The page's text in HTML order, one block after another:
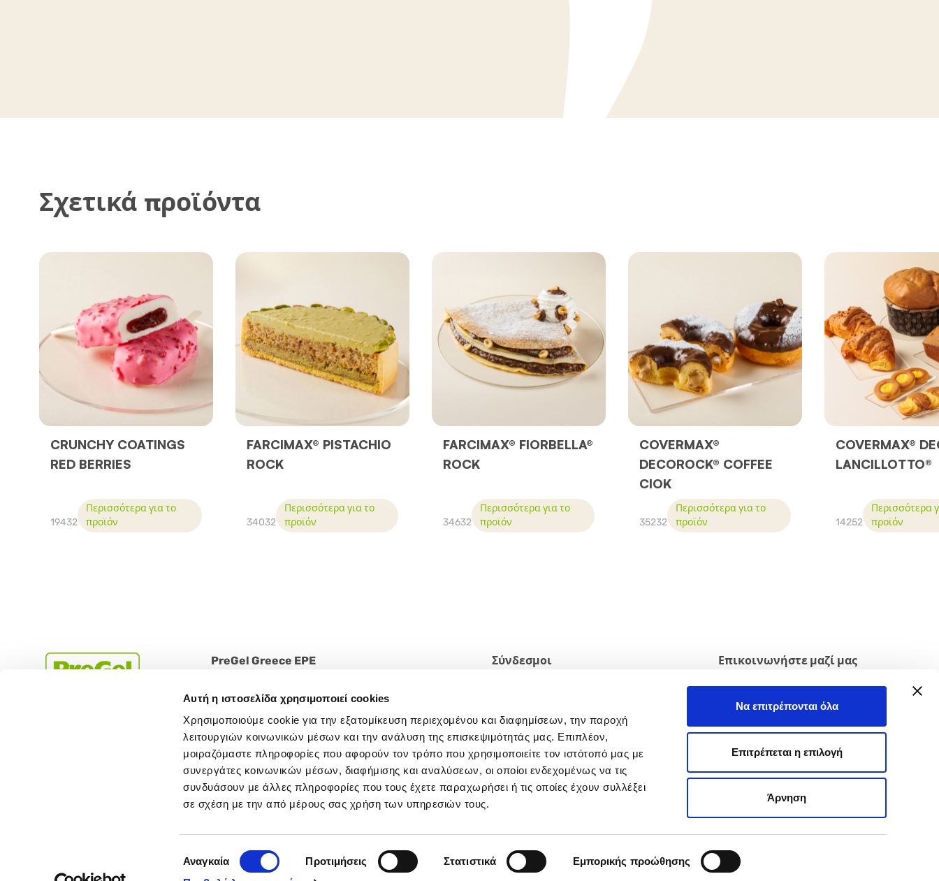
Αυτή η ιστοσελίδα χρησιμοποιεί cookies
Χρησιμοποιούμε cookie για την εξατομίκευση περιεχομένου και διαφημίσεων, την παροχή
λειτουργιών κοινωνικών μέσων και την ανάλυση της επισκεψιμότητάς μας. Επιπλέον,
μοιραζόμαστε πληροφορίες που αφορούν τον τρόπο που χρησιμοποιείτε τον ιστότοπό μας με
συνεργάτες κοινωνικών μέσων, διαφήμισης και αναλύσεων, οι οποίοι ενδεχομένως να τις
συνδυάσουν με άλλες πληροφορίες που τους έχετε παραχωρήσει ή τις οποίες έχουν συλλέξει
σε σχέση με την από μέρους σας χρήση των υπηρεσιών τους.
συγκατάθεσης
Αναγκαία Προτιμήσεις Στατιστικά
Εμπορικής προώθησης
Να επιτρέπονται όλα
Επιτρέπεται η επιλογή
Άρνηση
Σχετικά προϊόντα
CRUNCHY COATINGS
RED BERRIES
19432
Περισσότερα για το
προϊόν
FARCIMAX® PISTACHIO
ROCK
34032
Περισσότερα για το
προϊόν
FARCIMAX® FIORBELLA®
ROCK
34632
Περισσότερα για το
προϊόν
COVERMAX®
DECOROCK® COFFEE
CIOK
35232
Περισσότερα για το
προϊόν
COVERMAX®
LANCILLOTTO®
14252
Περισσότερα
προϊόν
PreGel Greece EPE
Greece
Tel . 210 9310123
ΓΕΜΗ 146809101000
Σύνδεσμοι
ΝΟΜΙΚΗ ΑΝΑΚΟΙΝΩΣΗ
Εγγραφείτε στο ενημερωτικό μας
δελτίο
Επικοινωνήστε μαζί μας
Παρακαλούμε μην διστάσετε να
επικοινωνήσετε μαζί μας για
προτάσεις
ΕΠΙΚΟΙΝΩΝΉΣΤΕ ΜΑΖΊ
Cap. Soc. € 1.548.000,00 i.v. - R.E.A. Reggio E. n. 161306 - N. MECC RE-003397 - Cod. Fisc. – P. IVA e N. Iscriz. Reg. Imprese RE: IT 01133190353